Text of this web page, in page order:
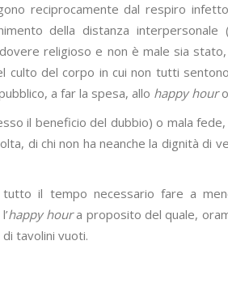
reciprocamente dal respiro
della distanza interpersonale (
religioso e non è male sia
culto del corpo in cui non tutti
a far la spesa, allo happy houro
il beneficio del dubbio) o mala
di chi non ha neanche la dignità di
il tempo necessario fare a
happy houra proposito del quale,
tavolini vuoti.